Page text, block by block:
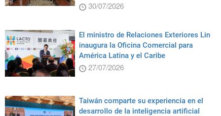
30/07/2026
El ministro de Relaciones Exteriores Lin
inaugura la Oficina Comercial para
América Latina y el Caribe
27/07/2026
Taiwán comparte su experiencia en el
desarrollo de la inteligencia artificial